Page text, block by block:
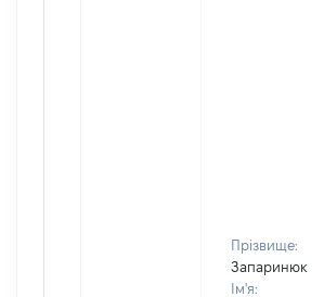
Прізвище:
Запаринюк
Ім'я: